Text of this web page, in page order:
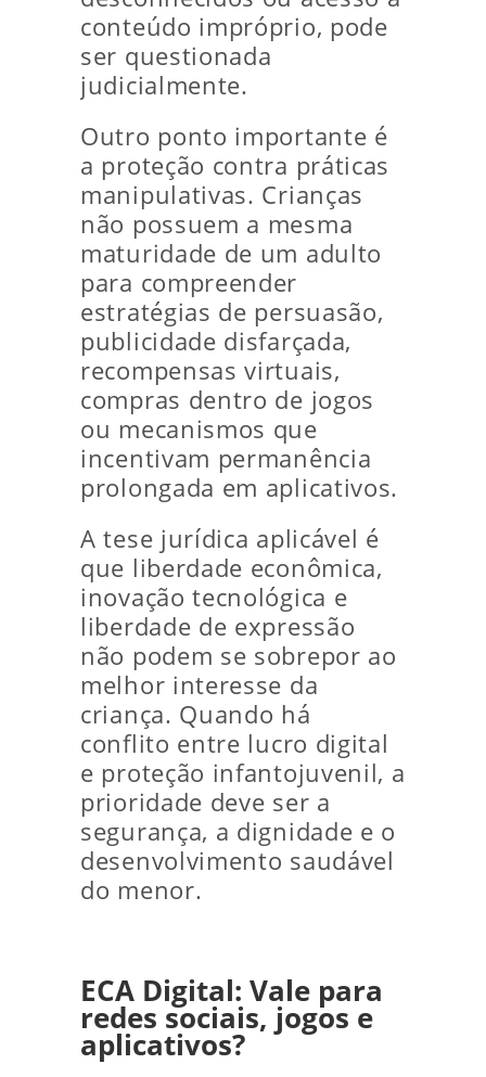
conteúdo impróprio, pode
ser questionada
judicialmente.
Outro ponto importante é
a proteção contra práticas
manipulativas. Crianças
não possuem a mesma
maturidade de um adulto
para compreender
estratégias de persuasão,
publicidade disfarçada,
recompensas virtuais,
compras dentro de jogos
ou mecanismos que
incentivam permanência
prolongada em aplicativos.
A tese jurídica aplicável é
que liberdade econômica,
inovação tecnológica e
liberdade de expressão
não podem se sobrepor ao
melhor interesse da
criança. Quando há
conflito entre lucro digital
e proteção infantojuvenil, a
prioridade deve ser a
segurança, a dignidade e o
desenvolvimento saudável
do menor.
ECA Digital: Vale para
redes sociais, jogos e
aplicativos?